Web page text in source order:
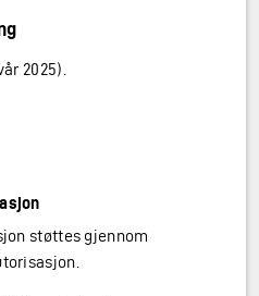
2025).
støttes gjennom